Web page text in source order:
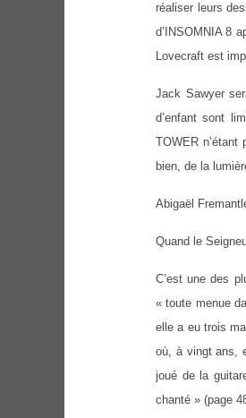
réaliser leurs
d’INSOMNIA 8
Lovecraft est
Jack Sawyer
d’enfant sont
TOWER
bien, de la
Abigaël
Quand le
C’est une des
« toute menue
elle a eu trois
où, à vingt ans,
joué de la
chanté » (page